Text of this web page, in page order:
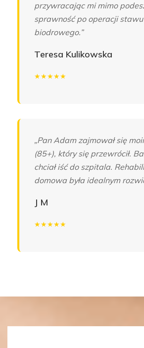
przywracając mi mimo
sprawność po operacji stawu
biodrowego.”
Teresa Kulikowska
★★★★★
„Pan Adam zajmował się
(85+), który się przewrócił.
chciał iść do szpitala.
domowa była idealnym
J M
★★★★★